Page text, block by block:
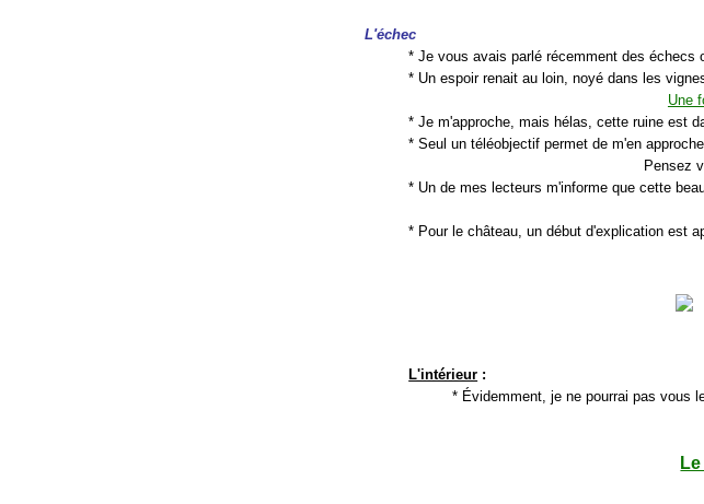
L'échec
* Je vous avais parlé récemment des échecs
* Un espoir renait au loin, noyé dans les
Une
* Je m'approche, mais hélas, cette ruine est
* Seul un téléobjectif permet de m'en
Pensez
* Un de mes lecteurs m'informe que cette
* Pour le château, un début d'explication est
L'intérieur :
* Évidemment, je ne pourrai pas vous